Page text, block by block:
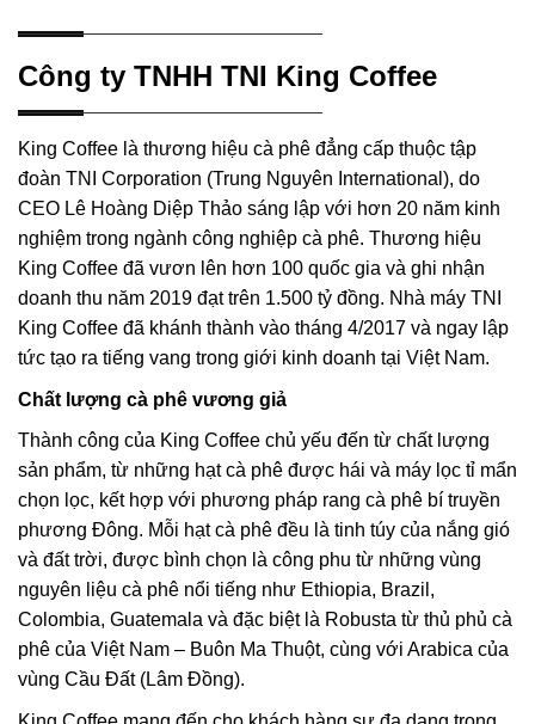
Công ty TNHH TNI King Coffee
King Coffee là thương hiệu cà phê đẳng cấp thuộc tập
đoàn TNI Corporation (Trung Nguyên International), do
CEO Lê Hoàng Diệp Thảo sáng lập với hơn 20 năm kinh
nghiệm trong ngành công nghiệp cà phê. Thương hiệu
King Coffee đã vươn lên hơn 100 quốc gia và ghi nhận
doanh thu năm 2019 đạt trên 1.500 tỷ đồng. Nhà máy TNI
King Coffee đã khánh thành vào tháng 4/2017 và ngay lập
tức tạo ra tiếng vang trong giới kinh doanh tại Việt Nam.
Chất lượng cà phê vương giả
Thành công của King Coffee chủ yếu đến từ chất lượng
sản phẩm, từ những hạt cà phê được hái và máy lọc tỉ mẩn
chọn lọc, kết hợp với phương pháp rang cà phê bí truyền
phương Đông. Mỗi hạt cà phê đều là tinh túy của nắng gió
và đất trời, được bình chọn là công phu từ những vùng
nguyên liệu cà phê nổi tiếng như Ethiopia, Brazil,
Colombia, Guatemala và đặc biệt là Robusta từ thủ phủ cà
phê của Việt Nam – Buôn Ma Thuột, cùng với Arabica của
vùng Cầu Đất (Lâm Đồng).